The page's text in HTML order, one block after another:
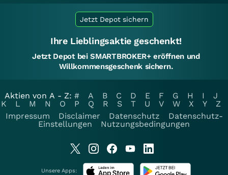
Jetzt Depot sichern
Ihre Lieblingsaktie geschenkt!
Jetzt Depot bei SMARTBROKER+ eröffnen und
Willkommensgeschenk sichern.
Aktien von A - Z: # A B C D E F G H I
J
K
L M N O P Q R S T U V W X Y
Z
Impressum
Disclaimer Datenschutz
Datenschutz-
Einstellungen
Nutzungsbedingungen
Unsere Apps: